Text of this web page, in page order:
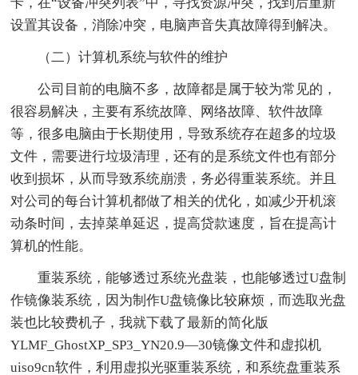
卡，在“设备冲突列表”中，寻找资源冲突，找到后重新
设置其设备，消除冲突，电脑声音失真故障得到解决。
（二）计算机系统与软件的维护
公司目前的电脑不多，故障都是属于较为常见的，
很容易解决，主要有系统故障、网络故障、软件故障
等，很多电脑由于长期使用，导致系统存在超多的垃圾
文件，需要进行垃圾清理，还有的是系统文件也有部分
收到损坏，从而导致系统崩溃，务必得重装系统。并且
对公司的每台计算机都做了相关的优化，如减少开机滚
动条时间，去掉菜单延迟，提高贷款速度，旨在提高计
算机的性能。
重装系统，能够透过系统光盘装，也能够透过U盘制
作镜像装系统，因为制作U盘镜像比较麻烦，而选取光盘
装也比较费机子，我就下载了最新的简化版
YLMF_GhostXP_SP3_YN20.9—30镜像文件和虚拟机
uiso9cn软件，利用虚拟光驱重装系统，和系统盘重装系